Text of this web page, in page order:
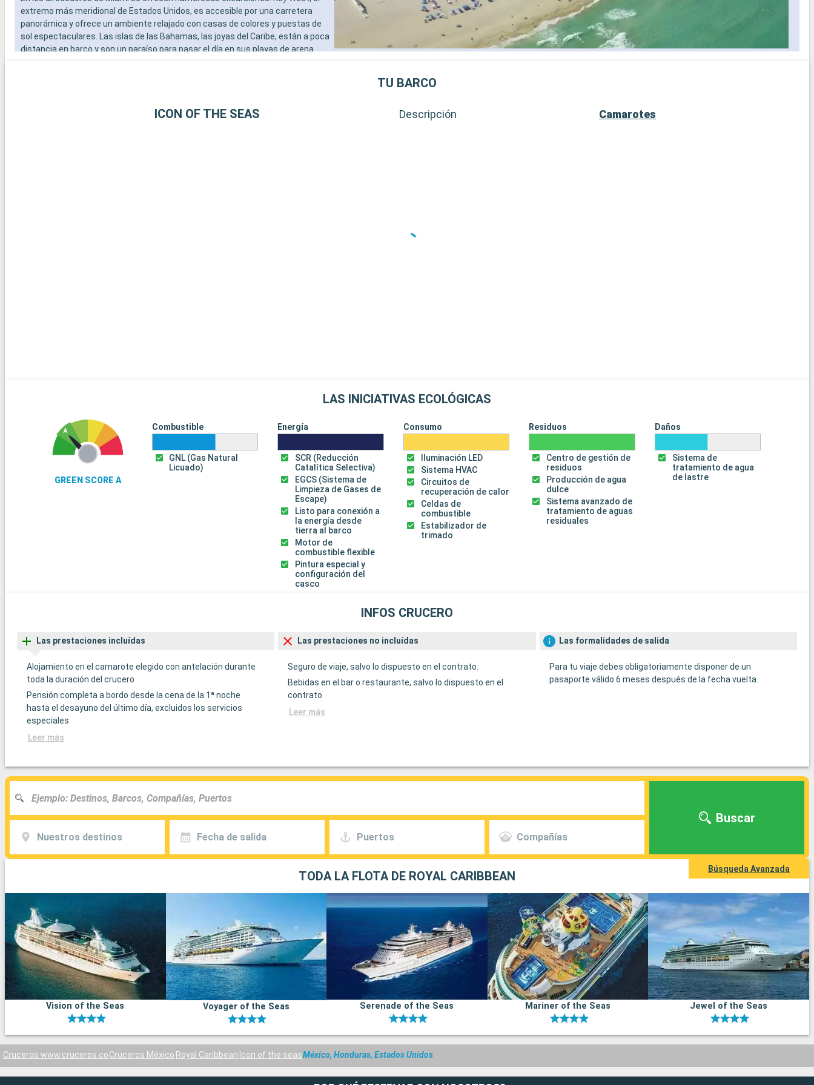
extremo más meridional de Estados Unidos, es accesible por una carretera
panorámica y ofrece un ambiente relajado con casas de colores y puestas de
sol espectaculares. Las islas de las Bahamas, las joyas del Caribe, están a poca
distancia en barco y son un paraíso para pasar el día en sus playas de arena
TU BARCO
ICON OF THE SEAS Descripción Camarotes
LAS INICIATIVAS ECOLÓGICAS
GREEN SCORE A
Combustible
GNL (Gas Natural
Licuado)
Energía
SCR (Reducción
Catalítica Selectiva)
EGCS (Sistema de
Limpieza de Gases de
Escape)
Listo para conexión a
la energía desde
tierra al barco
Motor de
combustible flexible
Pintura especial y
configuración del
casco
Consumo
Iluminación LED
Sistema HVAC
Circuitos de
recuperación de calor
Celdas de
combustible
Estabilizador de
trimado
Residuos
Centro de gestión de
residuos
Producción de agua
dulce
Sistema avanzado de
tratamiento de aguas
residuales
Daños
Sistema de
tratamiento de agua
de lastre
INFOS CRUCERO
Las prestaciones incluídas
Alojamiento en el camarote elegido con antelación durante
toda la duración del crucero
Pensión completa a bordo desde la cena de la 1ª noche
hasta el desayuno del último día, excluidos los servicios
especiales
Leer más
Las prestaciones no incluídas
Seguro de viaje, salvo lo dispuesto en el contrato.
Bebidas en el bar o restaurante, salvo lo dispuesto en el
contrato
Leer más
Las formalidades de salida
Para tu viaje debes obligatoriamente disponer de un
pasaporte válido 6 meses después de la fecha vuelta.
Nuestros destinos Fecha de salida Puertos Compañías
Buscar
Búsqueda Avanzada
TODA LA FLOTA DE ROYAL CARIBBEAN
Vision of the Seas Voyager of the Seas Serenade of the Seas Mariner of the Seas Jewel of the Seas
Cruceros www.cruceros.coCruceros México Royal Caribbean Icon of the seasMéxico, Honduras, Estados Unidos